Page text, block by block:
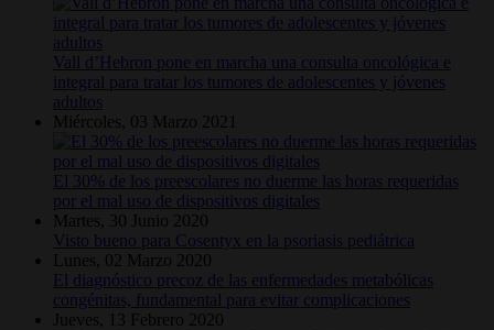
Vall d’Hebron pone en marcha una consulta oncológica e
integral para tratar los tumores de adolescentes y jóvenes
adultos
Miércoles, 03 Marzo 2021
El 30% de los preescolares no duerme las horas requeridas
por el mal uso de dispositivos digitales
Martes, 30 Junio 2020
Visto bueno para Cosentyx en la psoriasis pediátrica
Lunes, 02 Marzo 2020
El diagnóstico precoz de las enfermedades metabólicas
congénitas, fundamental para evitar complicaciones
Jueves, 13 Febrero 2020